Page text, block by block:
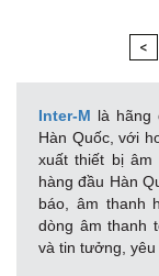
<
Inter-M là hãng
Hàn Quốc, với
xuất thiết bị âm
hàng đầu Hàn
báo, âm thanh
dòng âm thanh
và tin tưởng,